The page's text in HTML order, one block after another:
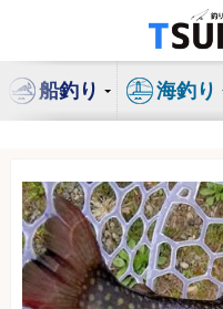
ン
船釣り 海釣り